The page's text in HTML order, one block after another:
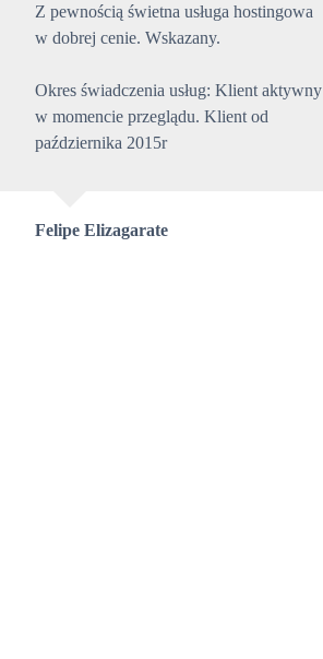
Z pewnością świetna usługa hostingowa
w dobrej cenie. Wskazany.
Okres świadczenia usług: Klient aktywny
w momencie przeglądu. Klient od
października 2015r
Felipe Elizagarate